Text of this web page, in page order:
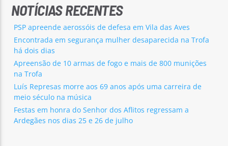
NOTÍCIAS RECENTES
PSP apreende aerossóis de defesa em Vila das Aves
Encontrada em segurança mulher desaparecida na Trofa
há dois dias
Apreensão de 10 armas de fogo e mais de 800 munições
na Trofa
Luís Represas morre aos 69 anos após uma carreira de
meio século na música
Festas em honra do Senhor dos Aflitos regressam a
Ardegães nos dias 25 e 26 de julho